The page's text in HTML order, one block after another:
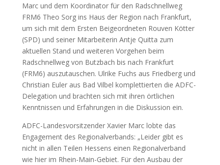
Marc und dem Koordinator für den Radschnellweg
FRM6 Theo Sorg ins Haus der Region nach Frankfurt,
um sich mit dem Ersten Beigeordneten Rouven Kötter
(SPD) und seiner Mitarbeiterin Antje Quitta zum
aktuellen Stand und weiteren Vorgehen beim
Radschnellweg von Butzbach bis nach Frankfurt
(FRM6) auszutauschen. Ulrike Fuchs aus Friedberg und
Christian Euler aus Bad Vilbel komplettierten die ADFC-
Delegation und brachten sich mit ihren örtlichen
Kenntnissen und Erfahrungen in die Diskussion ein.
ADFC-Landesvorsitzender Xavier Marc lobte das
Engagement des Regionalverbands: „Leider gibt es
nicht in allen Teilen Hessens einen Regionalverband
wie hier im Rhein-Main-Gebiet. Für den Ausbau der